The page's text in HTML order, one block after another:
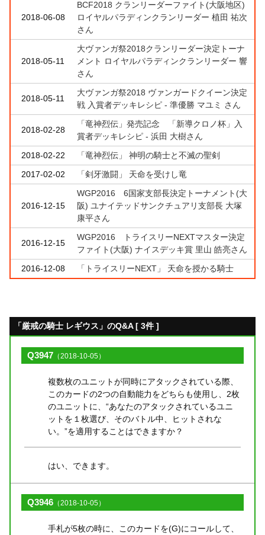
2018-06-08
BCF2018 クランリーダーファイト(大阪地区)
ロイヤルパラディンクランリーダー 植田 祐次
さん
2018-05-11
大ヴァンガ祭2018クランリーダー決定トーナ
メント ロイヤルパラディンクランリーダー 響
さん
2018-05-11
大ヴァンガ祭2018 ヴァンガードクイーン決定
戦 入賞者デッキレシピ - 準優勝 マユミ さん
2018-02-28
「竜神烈伝」発売記念 「新導クロノ杯」入
賞者デッキレシピ - 浜田 大樹さん
2018-02-22
「竜神烈伝」 神明の騎士と不滅の聖剣
2017-02-02
「剣牙激闘」 天命を受けし竜
2016-12-15
WGP2016 6国家支部長決定トーナメント(大
阪) ユナイテッドサンクチュアリ支部長 大塚
康平さん
2016-12-15
WGP2016 トライスリーNEXTマスター決定
ファイト(大阪) ナイスデッキ賞 里山 皓亮さん
2016-12-08
「トライスリーNEXT」 天命を授かる騎士
「厳戒の騎士 レギウス」のQ&A [ 3件 ]
Q3947 （2018-10-05）
複数枚のユニットが同時にアタックされている際、
このカードの2つの自動能力をどちらも使用し、2枚
のユニットに、“あなたのアタックされているユニ
ットを１枚選び、そのバトル中、ヒットされな
い。”を適用することはできますか？
はい、できます。
Q3946 （2018-10-05）
手札が5枚の時に、このカードを(G)にコールして、